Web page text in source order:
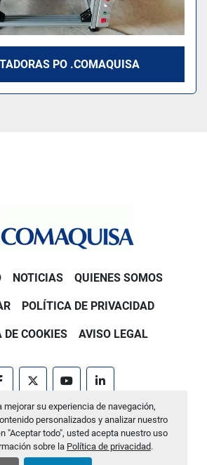
su experiencia de navegación,
personalizados y analizar nuestro
"Aceptar todo", usted acepta nuestro uso
sobre la Política de privacidad.
PO .COMAQUISA
NOTICIAS QUIENES SOMOS
POLÍTICA DE PRIVACIDAD
DE COOKIES AVISO LEGAL
twitter youtubelinkedin
sitio web deMachinio
Administrar cookies